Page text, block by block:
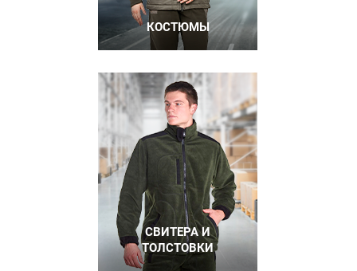
КОСТЮМЫ
СВИТЕРА И
ТОЛСТОВКИ